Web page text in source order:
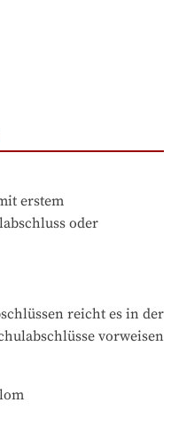
erstem
oder
reicht es in der
vorweisen